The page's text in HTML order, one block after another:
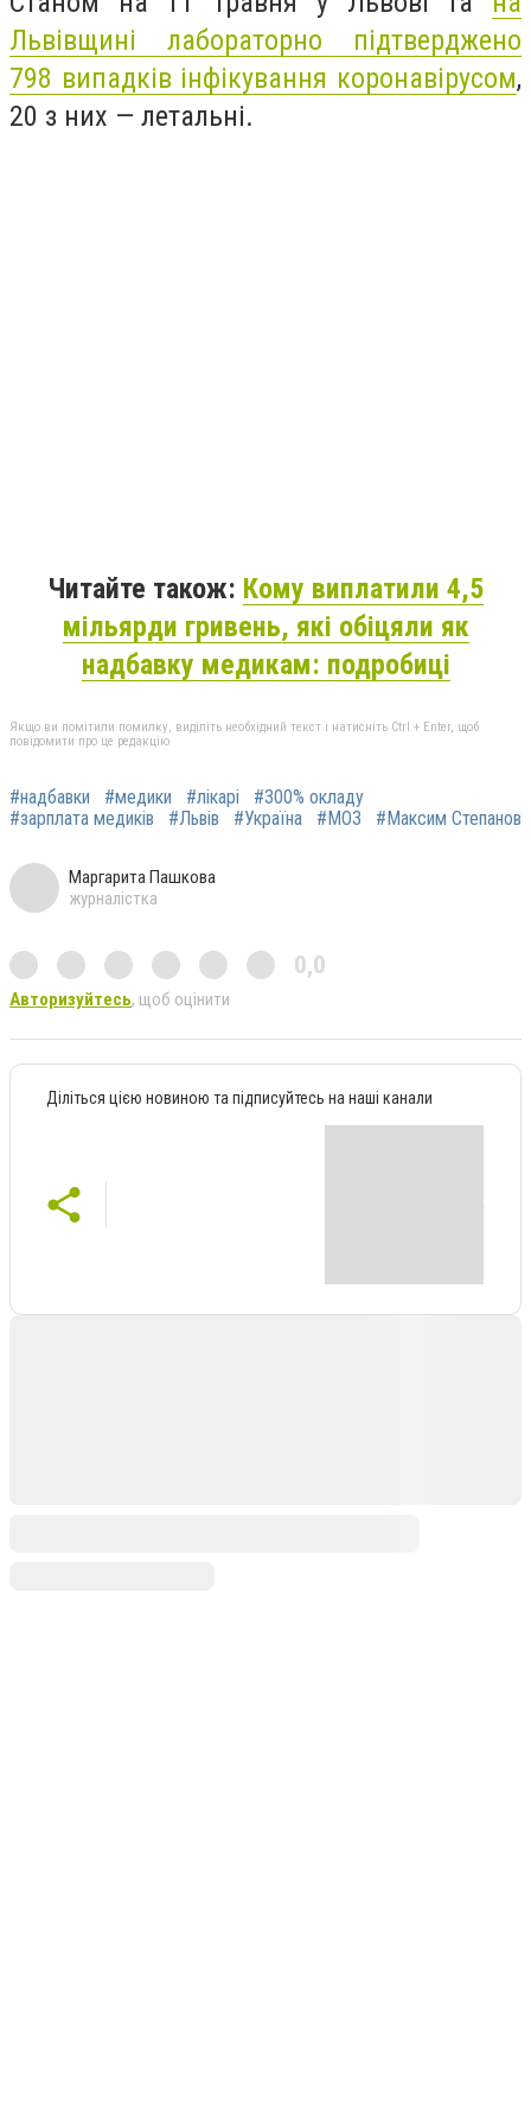
Львівщині лабораторно підтверджено
798 випадків інфікування коронавірусом,
20 з них — летальні.
Читайте також: Кому виплатили 4,5
мільярди гривень, які обіцяли як
надбавку медикам: подробиці
Якщо ви помітили помилку, виділіть необхідний текст і натисніть Ctrl + Enter, щоб
повідомити про це редакцію
#надбавки #медики #лікарі
#300% окладу
#зарплата медиків
#Львів #Україна #МОЗ #Максим Степанов
Маргарита Пашкова
журналістка
0,0
Авторизуйтесь, щоб оцінити
Діліться цією новиною та підписуйтесь на наші канали